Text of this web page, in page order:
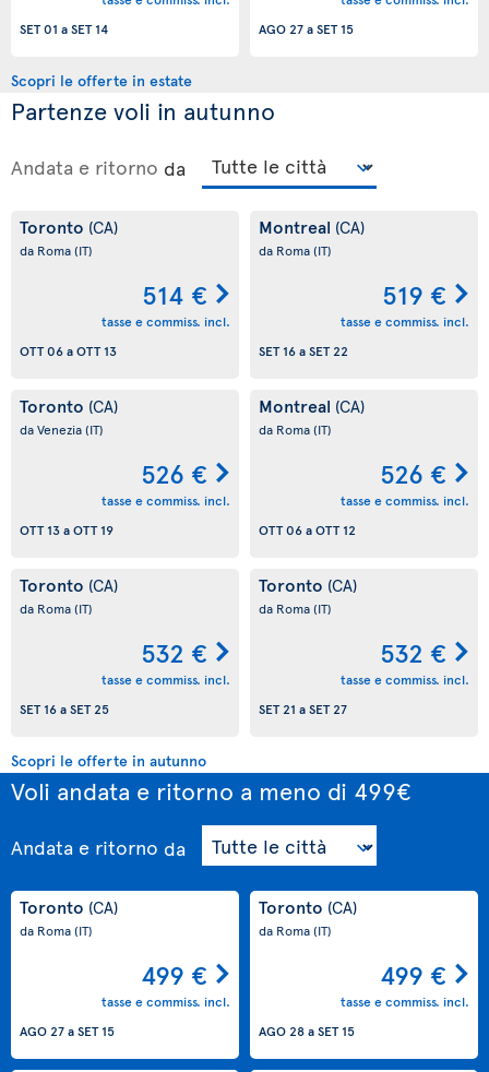
SET 01 aSET 14
AGO 27aSET 15
Scopri le offerte in estate
Partenze voli in autunno
Andata e ritorno da
Toronto (CA)
da Roma(IT)
514 €
tasse e commiss. incl.
OTT 06aOTT 13
Montreal (CA)
da Roma(IT)
519 €
tasse e commiss. incl.
SET 16aSET 22
Toronto (CA)
da Venezia(IT)
526 €
tasse e commiss. incl.
OTT 13aOTT 19
Montreal (CA)
da Roma(IT)
526 €
tasse e commiss. incl.
OTT 06aOTT 12
Toronto (CA)
da Roma(IT)
532 €
tasse e commiss. incl.
SET 16aSET 25
Toronto (CA)
da Roma(IT)
532 €
tasse e commiss. incl.
SET 21 aSET 27
Scopri le offerte in autunno
Voli andata e ritorno a meno di 499€
Andata e ritorno da
Toronto (CA)
da Roma(IT)
499 €
tasse e commiss. incl.
AGO 27aSET 15
Toronto (CA)
da Roma(IT)
499 €
tasse e commiss. incl.
AGO 28aSET 15